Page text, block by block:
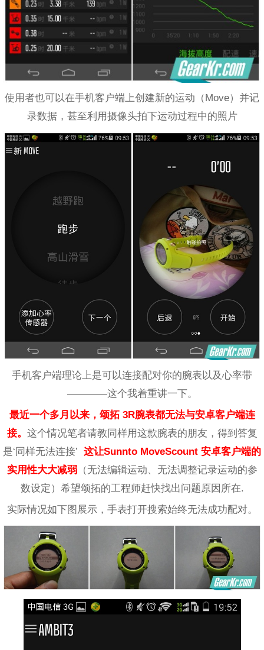
使用者也可以在手机客户端上创建新的运动（Move）并记
录数据，甚至利用摄像头拍下运动过程中的照片
手机客户端理论上是可以连接配对你的腕表以及心率带
————这个我着重讲一下。
最近一个多月以来，颂拓 3R腕表都无法与安卓客户端连
接。 这个情况笔者请教同样用这款腕表的朋友，得到答复
是‘同样无法连接’ 这让Sunnto MoveScount 安卓客户端的
实用性大大减弱（无法编辑运动、无法调整记录运动的参
数设定）希望颂拓的工程师赶快找出问题原因所在.
实际情况如下图展示，手表打开搜索始终无法成功配对。